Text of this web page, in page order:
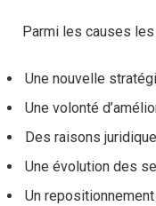
Parmi les causes
Une nouvelle
Une volonté
Des raisons
Une évolution des
Un